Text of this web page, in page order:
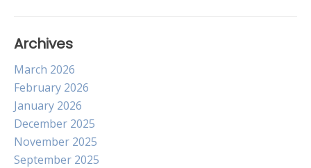
Archives
March 2026
February 2026
January 2026
December 2025
November 2025
September 2025